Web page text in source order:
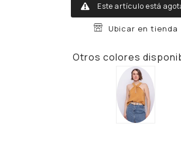
Este artículo está
Ubicar en tienda
Otros colores